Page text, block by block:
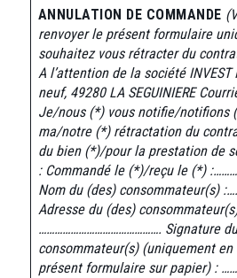
ANNULATION DE COMMANDE
renvoyer le présent formulaire
souhaitez vous rétracter du
A l’attention de la société INVEST
neuf, 49280 LA SEGUINIERE
Je/nous (*) vous notifie/notifions
ma/notre (*) rétractation du
du bien (*)/pour la prestation de
: Commandé le (*)/reçu le (*)
Nom du (des) consommateur(s)
Adresse du (des)
………………………………………. Signature
consommateur(s) (uniquement
présent formulaire sur papier) :